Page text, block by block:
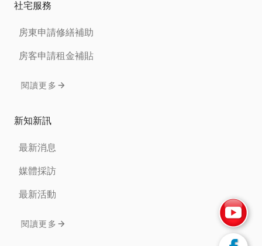
社宅服務
房東申請修繕補助
房客申請租金補貼
閱讀更多
新知新訊
最新消息
媒體採訪
最新活動
閱讀更多